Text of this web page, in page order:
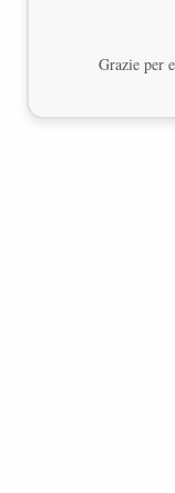
Grazie per